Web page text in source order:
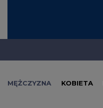
MĘŻCZYZNA KOBIETA